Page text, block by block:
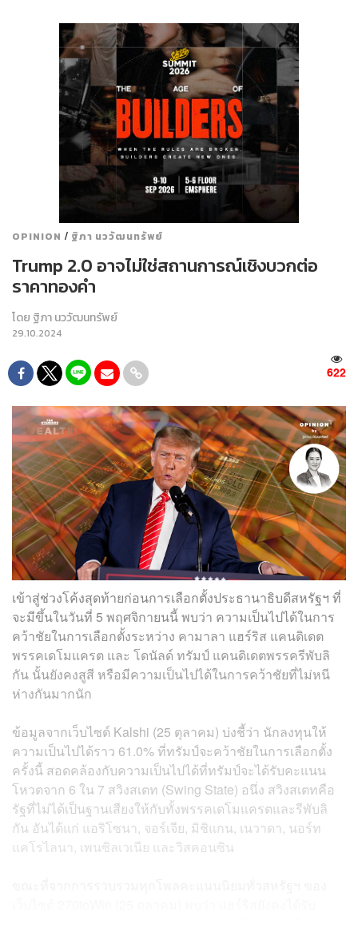
OPINION / ฐิภา นววัฒนทรัพย์
Trump 2.0 อาจไม่ใช่สถานการณ์เชิงบวกต่อ
ราคาทองคำ
โดย ฐิภา นววัฒนทรัพย์
29.10.2024
622
เข้าสู่ช่วงโค้งสุดท้ายก่อนการเลือกตั้งประธานาธิบดีสหรัฐฯ ที่
จะมีขึ้นในวันที่ 5 พฤศจิกายนนี้ พบว่า ความเป็นไปได้ในการ
คว้าชัยในการเลือกตั้งระหว่าง คามาลา แฮร์ริส แคนดิเดต
พรรคเดโมแครต และ โดนัลด์ ทรัมป์ แคนดิเดตพรรครีพับลิ
กัน นั้นยังคงสูสี หรือมีความเป็นไปได้ในการคว้าชัยที่ไม่หนี
ห่างกันมากนัก
ข้อมูลจากเว็บไซต์ Kalshi (25 ตุลาคม) บ่งชี้ว่า นักลงทุนให้
ความเป็นไปได้ราว 61.0% ที่ทรัมป์จะคว้าชัยในการเลือกตั้ง
ครั้งนี้ สอดคล้องกับความเป็นไปได้ที่ทรัมป์จะได้รับคะแนน
โหวตจาก 6 ใน 7 สวิงสเตท (Swing State) อนึ่ง สวิงสเตทคือ
รัฐที่ไม่ได้เป็นฐานเสียงให้กับทั้งพรรคเดโมแครตและรีพับลิ
กัน อันได้แก่ แอริโซนา, จอร์เจีย, มิชิแกน, เนวาดา, นอร์ท
แคโรไลนา, เพนซิลเวเนีย และวิสคอนซิน